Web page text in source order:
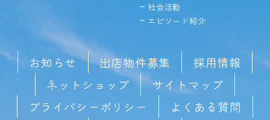
社会活動
エピソード紹介
お知らせ 出店物件募集
採用情報
ネットショップ
サイトマップ
プライバシーポリシー
よくある質問